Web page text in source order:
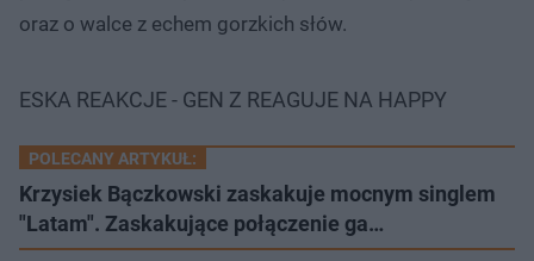
oraz o walce z echem gorzkich słów.
ESKA REAKCJE - GEN Z REAGUJE NA HAPPY
POLECANY ARTYKUŁ:
Krzysiek Bączkowski zaskakuje mocnym singlem
"Latam". Zaskakujące połączenie ga…